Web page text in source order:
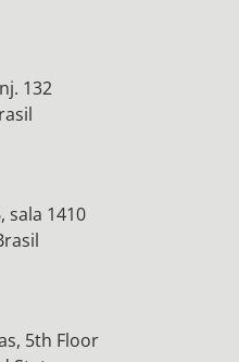
132
sala 1410
5th Floor